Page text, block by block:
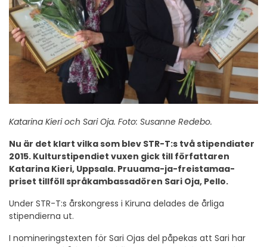
Katarina Kieri och Sari Oja. Foto: Susanne Redebo.
Nu är det klart vilka som blev STR-T:s två stipendiater
2015. Kulturstipendiet vuxen gick till författaren
Katarina Kieri, Uppsala. Pruuama-ja-freistamaa-
priset tillföll språkambassadören Sari Oja, Pello.
Under STR-T:s årskongress i Kiruna delades de årliga
stipendierna ut.
I nomineringstexten för Sari Ojas del påpekas att Sari har